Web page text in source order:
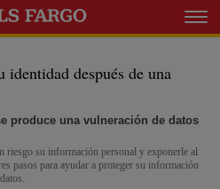
Expanda el
identidad después de una
produce una vulneración de datos
riesgo su información personal y exponerle al
pasos para ayudar a proteger su información